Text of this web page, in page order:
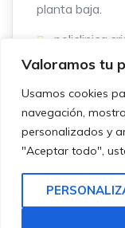
Valoramos tu
Usamos cookies
navegación,
personalizados y
"Aceptar todo",
planta baja.
© Copyright –
Todos los